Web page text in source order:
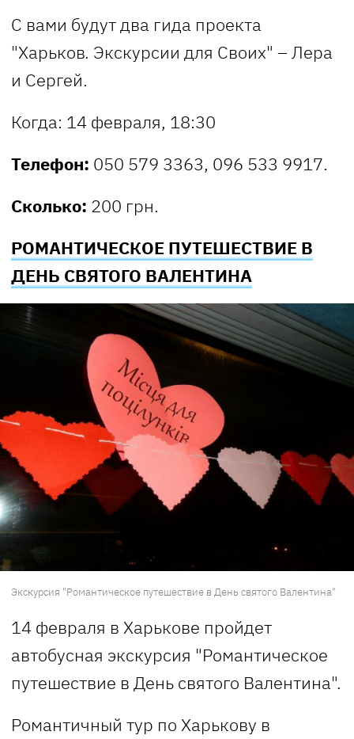
С вами будут два гида проекта
"Харьков. Экскурсии для Своих" – Лера
и Сергей.
Когда: 14 февраля, 18:30
Телефон: 050 579 3363, 096 533 9917.
Сколько: 200 грн.
РОМАНТИЧЕСКОЕ ПУТЕШЕСТВИЕ В
ДЕНЬ СВЯТОГО ВАЛЕНТИНА
Экскурсия "Романтическое путешествие в День святого Валентина"
14 февраля в Харькове пройдет
автобусная экскурсия "Романтическое
путешествие в День святого Валентина".
Романтичный тур по Харькову в